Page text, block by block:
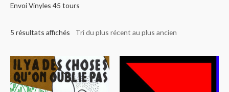
Envoi Vinyles 45 tours
5 résultats affichés